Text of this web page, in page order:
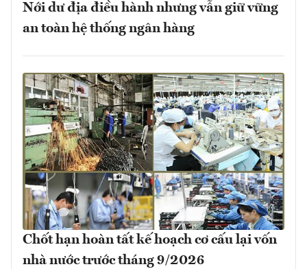
Nới dư địa điều hành nhưng vẫn giữ vững
an toàn hệ thống ngân hàng
Chốt hạn hoàn tất kế hoạch cơ cấu lại vốn
nhà nước trước tháng 9/2026